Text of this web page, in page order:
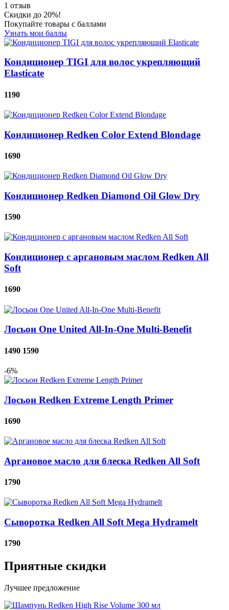
1 отзыв
Скидки до 20%!
Покупайте товары с баллами
Узнать мои баллы
Кондиционер TIGI для волос укрепляющий
Elasticate
1190
Кондиционер Redken Color Extend Blondage
1690
Кондиционер Redken Diamond Oil Glow Dry
1590
Кондиционер с аргановым маслом Redken All
Soft
1690
Лосьон One United All-In-One Multi-Benefit
1490 1590
-6%
Лосьон Redken Extreme Length Primer
1690
Аргановое масло для блеска Redken All Soft
1790
Сыворотка Redken All Soft Mega Hydramelt
1790
Приятные скидки
Лучшее предложение